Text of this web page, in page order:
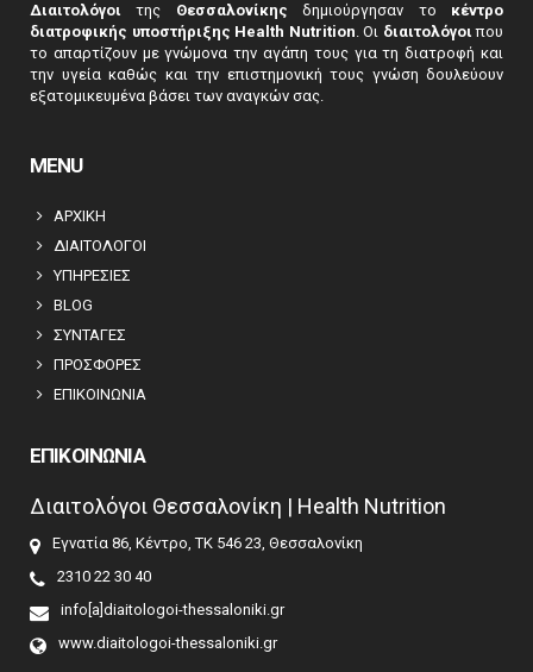
5+2
Διαιτολόγοι της Θεσσαλονίκης δημιούργησαν το κέντρο
διατροφικής υποστήριξης Health Nutrition. Οι διαιτολόγοι που
το απαρτίζουν με γνώμονα την αγάπη τους για τη διατροφή και
την υγεία καθώς και την επιστημονική τους γνώση δουλεύουν
εξατομικευμένα βάσει των αναγκών σας.
MENU
ΑΡΧΙΚΗ
ΔΙΑΙΤΟΛΟΓΟΙ
ΥΠΗΡΕΣΙΕΣ
BLOG
ΣΥΝΤΑΓΕΣ
ΠΡΟΣΦΟΡΕΣ
ΕΠΙΚΟΙΝΩΝΙΑ
ΕΠΙΚΟΙΝΩΝΙΑ
Διαιτολόγοι Θεσσαλονίκη | Health Nutrition
Εγνατία 86, Κέντρο, ΤΚ 546 23, Θεσσαλονίκη
2310 22 30 40
info[a]diaitologoi-thessaloniki.gr
www.diaitologoi-thessaloniki.gr